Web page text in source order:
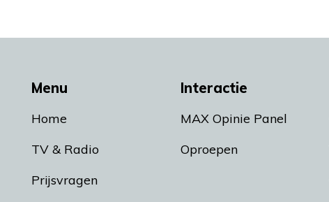
Menu
Home
TV & Radio
Prijsvragen
Interactie
MAX Opinie Panel
Oproepen